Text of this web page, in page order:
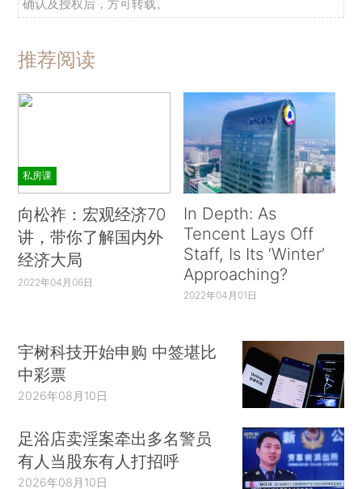
确认及授权后，方可转载。
推荐阅读
私房课
向松祚：宏观经济70
讲，带你了解国内外
经济大局
2022年04月06日
In Depth: As
Tencent Lays Off
Staff, Is Its ‘Winter’
Approaching?
2022年04月01日
宇树科技开始申购 中签堪比
中彩票
2026年08月10日
足浴店卖淫案牵出多名警员
有人当股东有人打招呼
2026年08月10日